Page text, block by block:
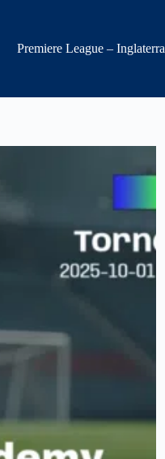
Premiere League – Inglaterra